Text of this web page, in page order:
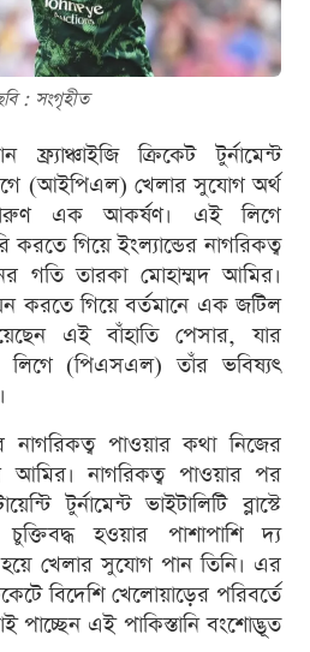
: সংগৃহীত
ক্রিকেট টুর্নামেন্ট
লিগে (আইপিএল) খেলার সুযোগ অর্থ
এক আকর্ষণ। এই লিগে
করতে গিয়ে ইংল্যান্ডের নাগরিকত্ব
গতি তারকা মোহাম্মদ আমির।
করতে গিয়ে বর্তমানে এক জটিল
এই বাঁহাতি পেসার, যার
লিগে (পিএসএল) তাঁর ভবিষ্যৎ
নাগরিকত্ব পাওয়ার কথা নিজের
আমির। নাগরিকত্ব পাওয়ার পর
টুর্নামেন্ট ভাইটালিটি ব্লাস্টে
চুক্তিবদ্ধ হওয়ার পাশাপাশি দ্য
হয়ে খেলার সুযোগ পান তিনি। এর
বিদেশি খেলোয়াড়ের পরিবর্তে
পাচ্ছেন এই পাকিস্তানি বংশোদ্ভূত